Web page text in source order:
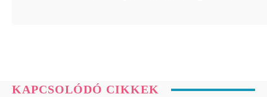
KAPCSOLÓDÓ CIKKEK